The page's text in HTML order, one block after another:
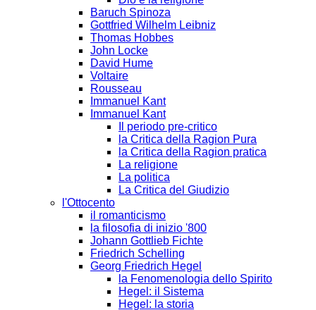
Baruch Spinoza
Gottfried Wilhelm Leibniz
Thomas Hobbes
John Locke
David Hume
Voltaire
Rousseau
Immanuel Kant
Immanuel Kant
Il periodo pre-critico
la Critica della Ragion Pura
la Critica della Ragion pratica
La religione
La politica
La Critica del Giudizio
l'Ottocento
il romanticismo
la filosofia di inizio '800
Johann Gottlieb Fichte
Friedrich Schelling
Georg Friedrich Hegel
la Fenomenologia dello Spirito
Hegel: il Sistema
Hegel: la storia